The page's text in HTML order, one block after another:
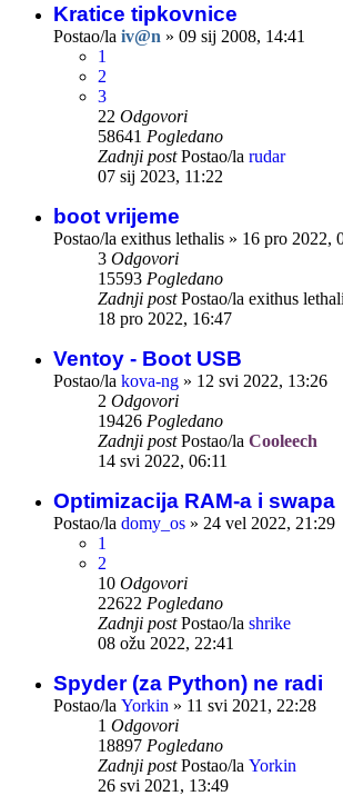
Kratice tipkovnice
Postao/la iv@n » 09 sij 2008, 14:41
1
2
3
22 Odgovori
58641 Pogledano
Zadnji postPostao/la rudar
07 sij 2023, 11:22
boot vrijeme
Postao/la exithus lethalis » 16 pro 2022,
3 Odgovori
15593 Pogledano
Zadnji postPostao/la exithus
18 pro 2022, 16:47
Ventoy - Boot USB
Postao/la kova-ng » 12 svi 2022, 13:26
2 Odgovori
19426 Pogledano
Zadnji postPostao/la Cooleech
14 svi 2022, 06:11
Optimizacija RAM-a i swapa
Postao/la domy_os » 24 vel 2022, 21:29
1
2
10 Odgovori
22622 Pogledano
Zadnji postPostao/la shrike
08 ožu 2022, 22:41
Spyder (za Python) ne radi
Postao/la Yorkin » 11 svi 2021, 22:28
1 Odgovori
18897 Pogledano
Zadnji postPostao/la Yorkin
26 svi 2021, 13:49